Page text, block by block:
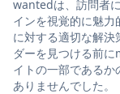
wantedは、訪問者
インを視覚的に魅
に対する適切な解
ダーを見つける前
イトの一部である
ありませんでした。